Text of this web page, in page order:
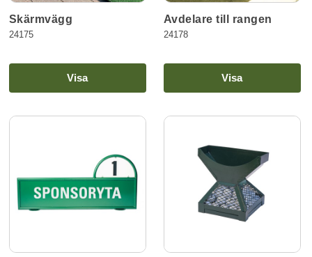
Skärmvägg
24175
Visa
Avdelare till rangen
24178
Visa